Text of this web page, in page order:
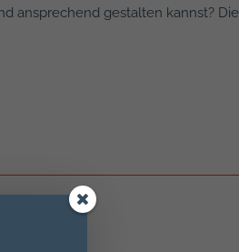
ansprechend gestalten kannst? Die